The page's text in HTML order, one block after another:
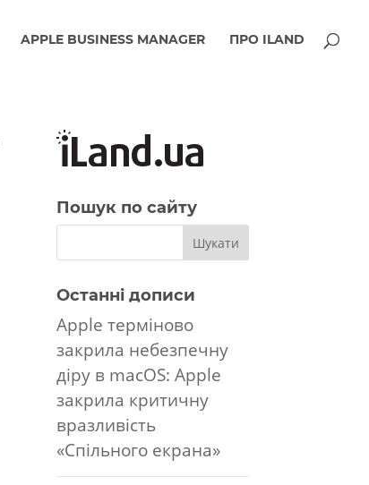
APPLE BUSINESS MANAGER ПРО ILAND
Пошук по сайту
Останні дописи
Apple терміново
закрила небезпечну
діру в macOS: Apple
закрила критичну
вразливість
«Спільного екрана»